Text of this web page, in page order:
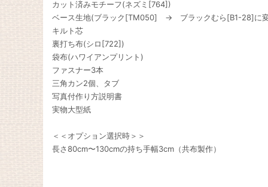
カット済みモチーフ(ネズミ[764])
ベース生地(ブラック[TM050] → ブラックむら[B1-28]に
キルト芯
裏打ち布(シロ[722])
袋布(ハワイアンプリント)
ファスナー3本
三角カン2個、タブ
写真付作り方説明書
実物大型紙
＜＜オプション選択時＞＞
長さ80cm〜130cmの持ち手幅3cm（共布製作）